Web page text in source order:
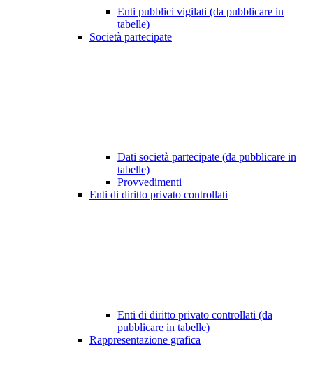
Enti pubblici vigilati (da pubblicare in
tabelle)
Società partecipate
Dati società partecipate (da pubblicare in
tabelle)
Provvedimenti
Enti di diritto privato controllati
Enti di diritto privato controllati (da
pubblicare in tabelle)
Rappresentazione grafica